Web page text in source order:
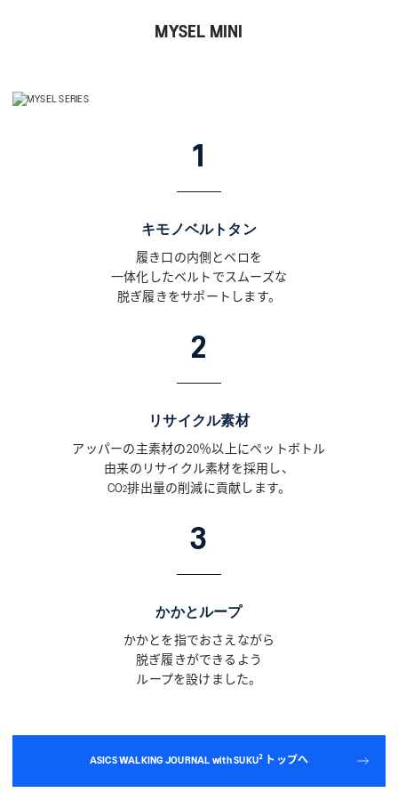
MYSEL MINI
1
キモノベルトタン
履き口の内側とベロを
一体化したベルトでスムーズな
脱ぎ履きをサポートします。
2
リサイクル素材
アッパーの主素材の20％以上にペットボトル
由来のリサイクル素材を採用し、
CO2排出量の削減に貢献します。
3
かかとループ
かかとを指でおさえながら
脱ぎ履きができるよう
ループを設けました。
ASICS WALKING JOURNAL with SUKU² トップへ